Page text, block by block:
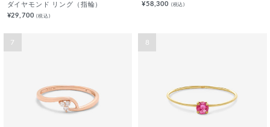
ダイヤモンド リング（指輪）
¥29,700(税込)
¥58,300 (税込)
7 8